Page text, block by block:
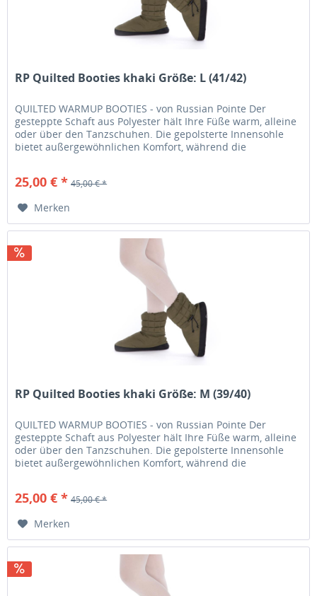
RP Quilted Booties khaki Größe: L (41/42)
QUILTED WARMUP BOOTIES - von Russian Pointe Der
gesteppte Schaft aus Polyester hält Ihre Füße warm, alleine
oder über den Tanzschuhen. Die gepolsterte Innensohle
bietet außergewöhnlichen Komfort, während die
25,00 € * 45,00 € *
Merken
RP Quilted Booties khaki Größe: M (39/40)
QUILTED WARMUP BOOTIES - von Russian Pointe Der
gesteppte Schaft aus Polyester hält Ihre Füße warm, alleine
oder über den Tanzschuhen. Die gepolsterte Innensohle
bietet außergewöhnlichen Komfort, während die
25,00 € * 45,00 € *
Merken